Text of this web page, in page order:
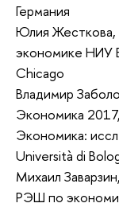
Германия
Юлия Жесткова,
экономике
Chicago
Владимир
Экономика
Экономика:
Università di
Михаил
РЭШ по